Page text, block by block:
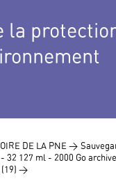
la
DE LA PNE >
32 127 ml - 2000 Go
(19) >